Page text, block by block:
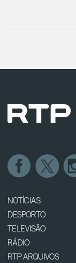
NOTÍCIAS
DESPORTO
TELEVISÃO
RÁDIO
RTP ARQUIVOS